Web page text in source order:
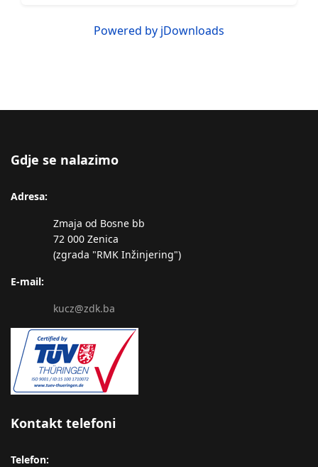
Powered by jDownloads
Gdje se nalazimo
Adresa:
Zmaja od Bosne bb
72 000 Zenica
(zgrada "RMK Inžinjering")
E-mail:
kucz@zdk.ba
Kontakt telefoni
Telefon: